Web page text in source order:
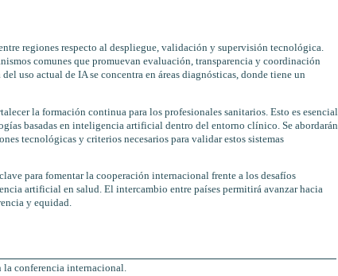
regiones respecto al despliegue, validación y supervisión tecnológica.
comunes que promuevan evaluación, transparencia y coordinación
uso actual de IA se concentra en áreas diagnósticas, donde tiene un
la formación continua para los profesionales sanitarios. Esto es esencial
basadas en inteligencia artificial dentro del entorno clínico. Se abordarán
tecnológicas y criterios necesarios para validar estos sistemas
para fomentar la cooperación internacional frente a los desafíos
artificial en salud. El intercambio entre países permitirá avanzar hacia
y equidad.
la conferencia internacional.